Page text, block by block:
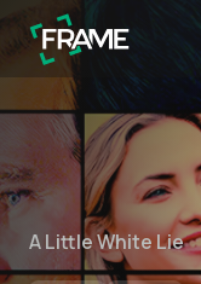
A Little White Lie